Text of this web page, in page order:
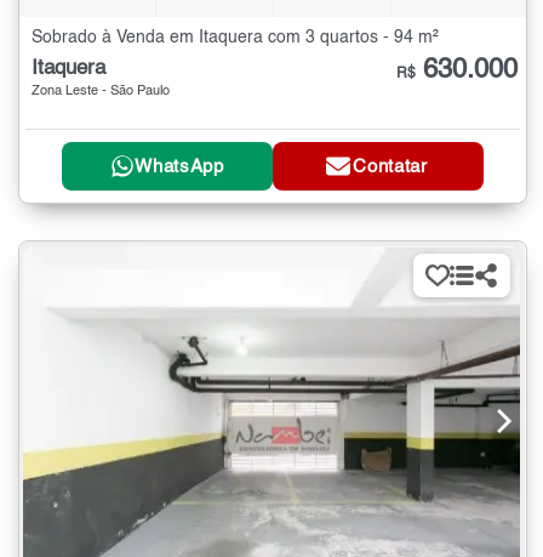
Sobrado à Venda em Itaquera com 3 quartos - 94 m²
Itaquera
Zona Leste - São Paulo
R$ 630.000
WhatsApp Contatar